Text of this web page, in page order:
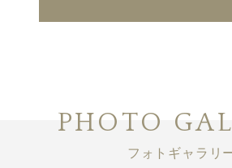
PHOTO
フォトギャラリ